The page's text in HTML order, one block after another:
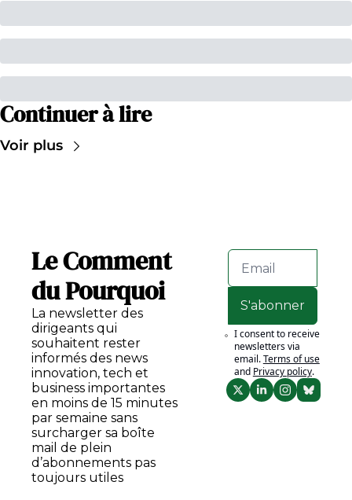
Continuer à lire
Voir plus
Le Comment
du Pourquoi
La newsletter des
dirigeants qui
souhaitent rester
informés des news
innovation, tech et
business importantes
en moins de 15 minutes
par semaine sans
surcharger sa boîte
mail de plein
d’abonnements pas
toujours utiles
S'abonner
I consent to receive
newsletters via
email.Terms of use
and Privacy policy.